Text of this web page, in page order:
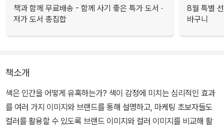
책과 함께 무료배송 - 함께 사기 좋은 특가 도서 ·
저가 도서 총집합
8월 특별
바구니
책소개
색은 인간을 어떻게 유혹하는가? 색이 감정에 미치는 심리적인 효과
를 여러 가지 이미지와 브랜드를 통해 설명하고, 마케팅 초보자들도
컬러를 활용할 수 있도록 브랜드 이미지와 컬러 이미지를 비교해 활